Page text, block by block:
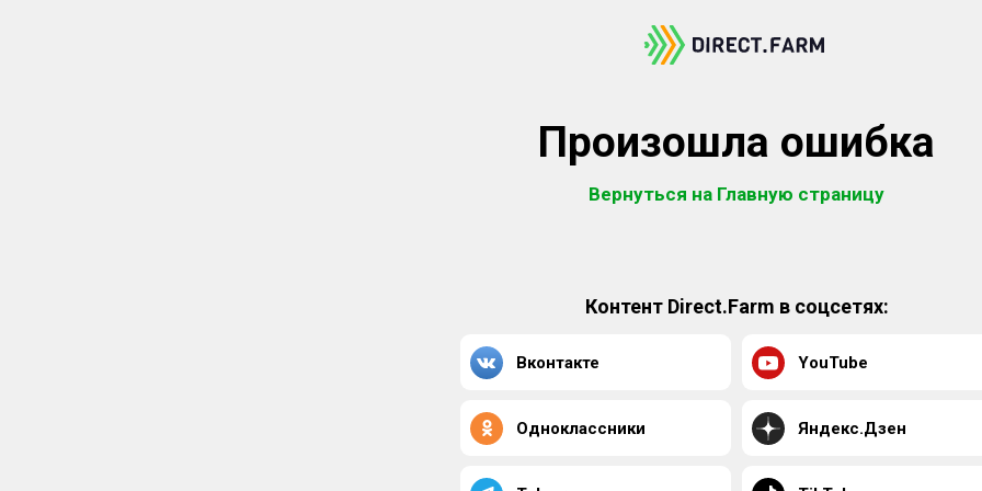
Произошла ошибка
Вернуться на Главную страницу
Контент Direct.Farm в соцсетях:
Вконтакте YouTube
Одноклассники Яндекс.Дзен